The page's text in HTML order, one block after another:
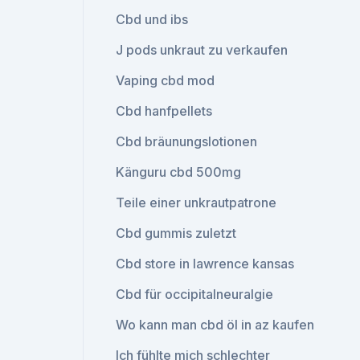
Cbd und ibs
J pods unkraut zu verkaufen
Vaping cbd mod
Cbd hanfpellets
Cbd bräunungslotionen
Känguru cbd 500mg
Teile einer unkrautpatrone
Cbd gummis zuletzt
Cbd store in lawrence kansas
Cbd für occipitalneuralgie
Wo kann man cbd öl in az kaufen
Ich fühlte mich schlechter